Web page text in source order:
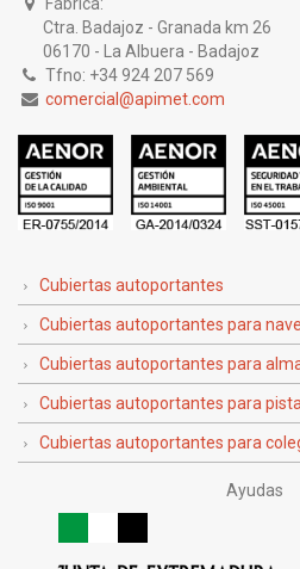
Fábrica:
Ctra. Badajoz - Granada km 26
06170 - La Albuera - Badajoz
Tfno: +34 924 207 569
comercial@apimet.com
Cubiertas autoportantes
Cubiertas autoportantes para
Cubiertas autoportantes para
Cubiertas autoportantes para
Cubiertas autoportantes para
Ayudas